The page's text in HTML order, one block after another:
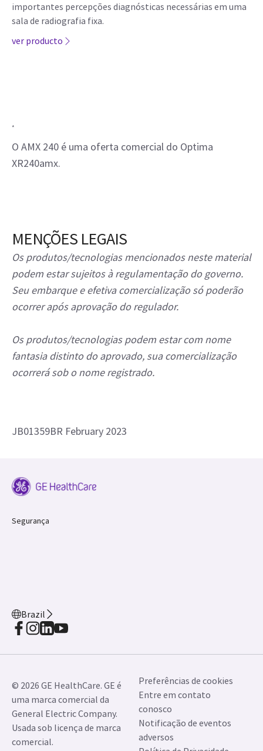
importantes percepções diagnósticas necessárias em uma
sala de radiografia fixa.
ver producto
*
O AMX 240 é uma oferta comercial do Optima
XR240amx.
MENÇÕES LEGAIS
Os produtos/tecnologias mencionados neste material
podem estar sujeitos à regulamentação do governo.
Seu embarque e efetiva comercialização só poderão
ocorrer após aprovação do regulador.
Os produtos/tecnologias podem estar com nome
fantasia distinto do aprovado, sua comercialização
ocorrerá sob o nome registrado.
JB01359BR February 2023
Segurança
Brazil
© 2026 GE HealthCare. GE é
uma marca comercial da
General Electric Company.
Usada sob licença de marca
comercial.
Preferências de cookies
Entre em contato
conosco
Notificação de eventos
adversos